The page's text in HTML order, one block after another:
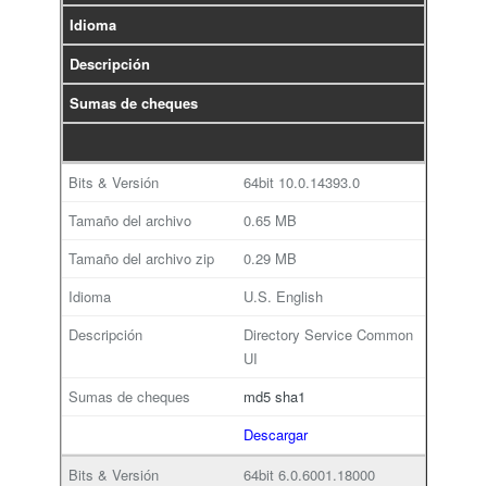
Idioma
Descripción
Sumas de cheques
64bit 10.0.14393.0
0.65 MB
0.29 MB
U.S. English
Directory Service Common
UI
md5 sha1
Descargar
64bit 6.0.6001.18000